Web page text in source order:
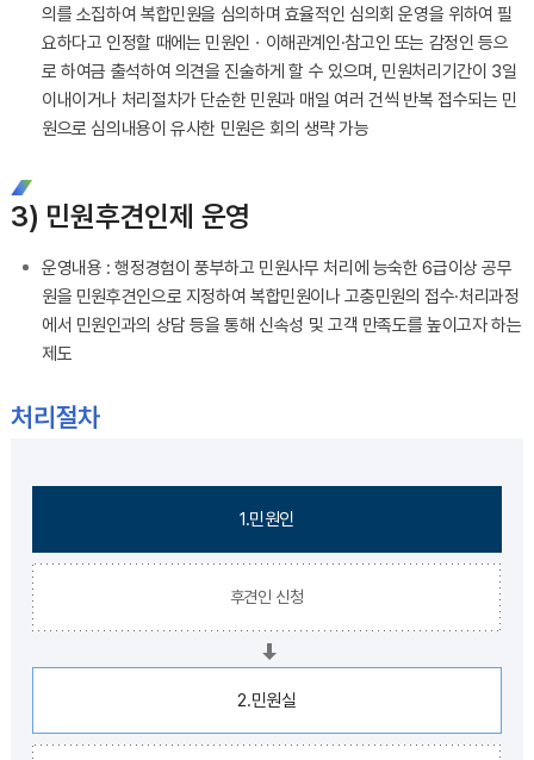
의를 소집하여 복합민원을 심의하며 효율적인 심의회 운영을 위하여 필
요하다고 인정할 때에는 민원인ㆍ이해관계인·참고인 또는 감정인 등으
로 하여금 출석하여 의견을 진술하게 할 수 있으며, 민원처리기간이 3일
이내이거나 처리절차가 단순한 민원과 매일 여러 건씩 반복 접수되는 민
원으로 심의내용이 유사한 민원은 회의 생략 가능
3) 민원후견인제 운영
운영내용 : 행정경험이 풍부하고 민원사무 처리에 능숙한 6급이상 공무
원을 민원후견인으로 지정하여 복합민원이나 고충민원의 접수·처리과정
에서 민원인과의 상담 등을 통해 신속성 및 고객 만족도를 높이고자 하는
제도
처리절차
1.민원인
후견인 신청
2.민원실